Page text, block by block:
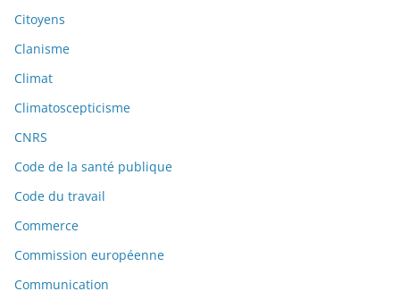
Citoyens
Clanisme
Climat
Climatoscepticisme
CNRS
Code de la santé publique
Code du travail
Commerce
Commission européenne
Communication